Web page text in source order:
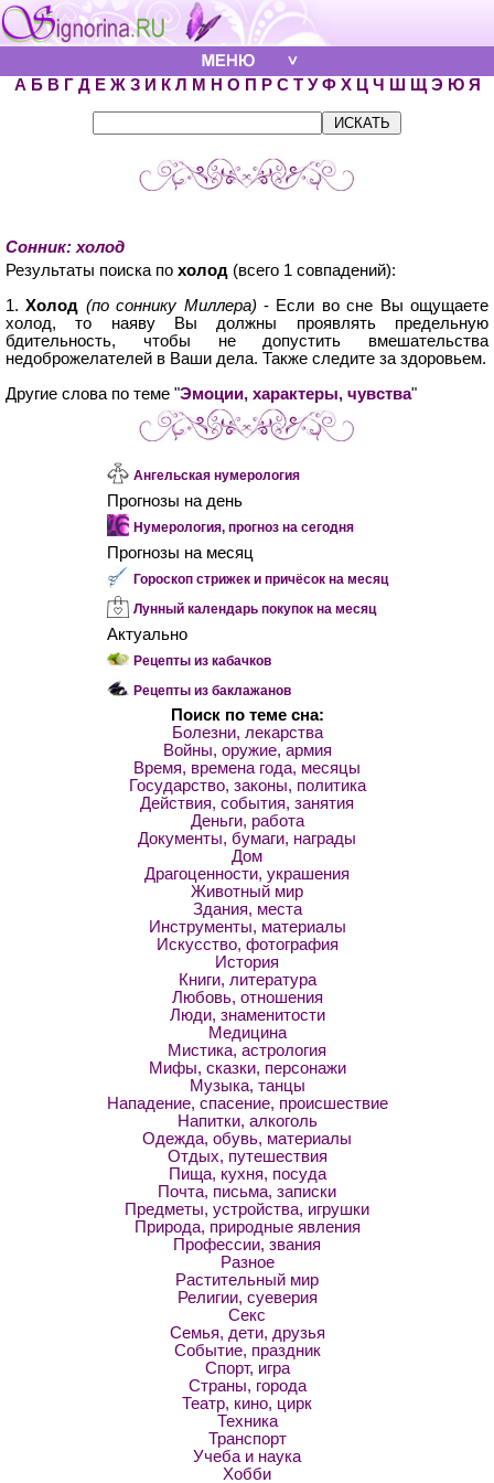
А Б В Г Д Е Ж З И К Л М Н О П Р С Т У Ф Х Ц Ч Ш Щ Э Ю Я
Сонник: холод
Результаты поиска по холод (всего 1 совпадений):
1.Холод (по соннику Миллера) - Если во сне Вы ощущаете
холод, то наяву Вы должны проявлять предельную
бдительность, чтобы не допустить вмешательства
недоброжелателей в Ваши дела. Также следите за здоровьем.
Другие слова по теме "Эмоции, характеры, чувства"
Ангельская нумерология
Прогнозы на день
Нумерология, прогноз на сегодня
Прогнозы на месяц
Гороскоп стрижек и причёсок на месяц
Лунный календарь покупок на месяц
Актуально
Рецепты из кабачков
Рецепты из баклажанов
Поиск по теме сна:
Болезни, лекарства
Войны, оружие, армия
Время, времена года, месяцы
Государство, законы, политика
Действия, события, занятия
Деньги, работа
Документы, бумаги, награды
Дом
Драгоценности, украшения
Животный мир
Здания, места
Инструменты, материалы
Искусство, фотография
История
Книги, литература
Любовь, отношения
Люди, знаменитости
Медицина
Мистика, астрология
Мифы, сказки, персонажи
Музыка, танцы
Нападение, спасение, происшествие
Напитки, алкоголь
Одежда, обувь, материалы
Отдых, путешествия
Пища, кухня, посуда
Почта, письма, записки
Предметы, устройства, игрушки
Природа, природные явления
Профессии, звания
Разное
Растительный мир
Религии, суеверия
Секс
Семья, дети, друзья
Событие, праздник
Спорт, игра
Страны, города
Театр, кино, цирк
Техника
Транспорт
Учеба и наука
Хобби